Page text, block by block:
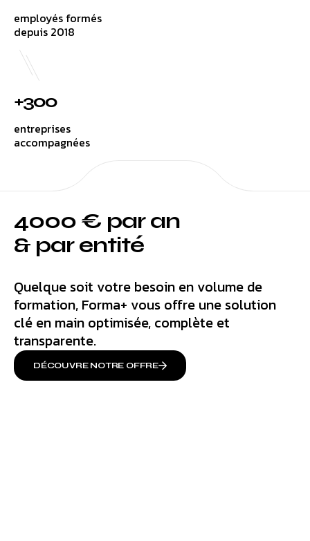
employés formés
depuis 2018
+300
entreprises
accompagnées
4000 € par an
& par entité
Quelque soit votre besoin en volume de
formation, Forma+ vous offre une solution
clé en main optimisée, complète et
transparente.
DÉCOUVRE NOTRE OFFRE